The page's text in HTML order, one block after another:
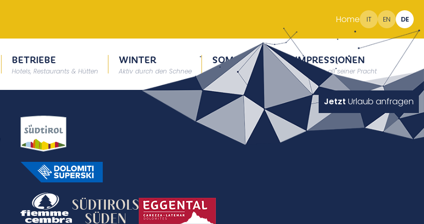
Home IT EN DE
BETRIEBE
Hotels, Restaurants & Hütten
WINTER
Aktiv durch den Schnee
SOMMER
Erholung auf 2000m
IMPRESSIONEN
Südtirol in all seiner Pracht
Jetzt Urlaub anfragen